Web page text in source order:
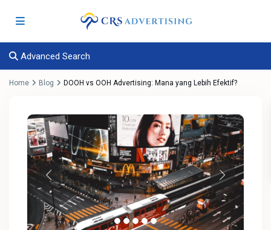
Advanced Search
Home Blog DOOH vs OOH Advertising: Mana yang Lebih Efektif?